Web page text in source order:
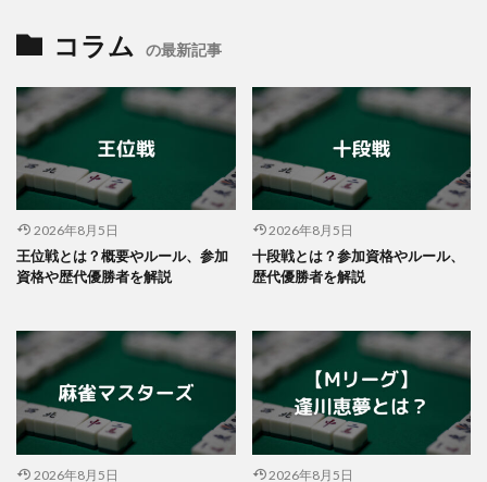
コラム の最新記事
2026年8月5日
王位戦とは？概要やルール、参加
資格や歴代優勝者を解説
2026年8月5日
十段戦とは？参加資格やルール、
歴代優勝者を解説
2026年8月5日 2026年8月5日